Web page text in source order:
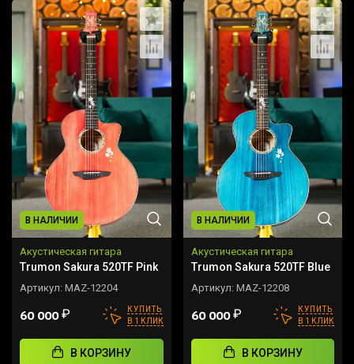
В НАЛИЧИИ
Акустическая гитара
Trumon Sakura 520TF Pink
Артикул: MAZ-12204
60 000₽
КУПИТЬ
В 1 КЛИК
В КОРЗИНУ
В НАЛИЧИИ
Акустическая гитара
Trumon Sakura 520TF Blue
Артикул: MAZ-12208
60 000₽
КУПИТЬ
В 1 КЛИК
В КОРЗИНУ